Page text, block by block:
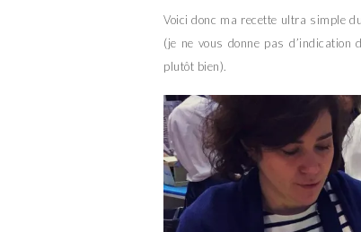
Voici donc ma recette ultra simple
(je ne vous donne pas
plutôt bien).